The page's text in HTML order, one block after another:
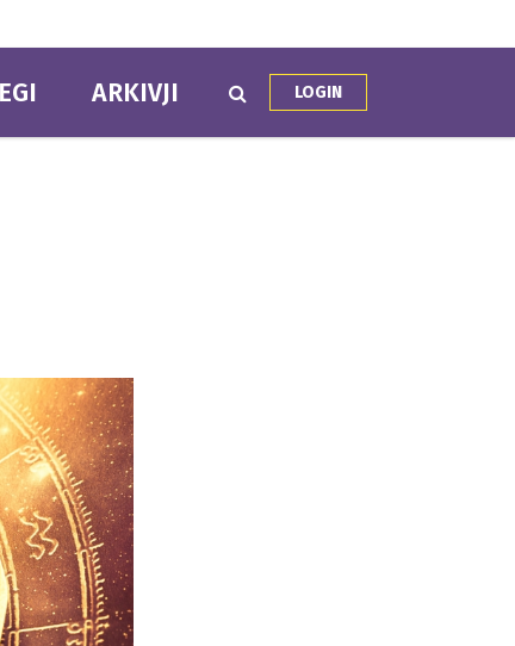
ARKIVJI LOGIN